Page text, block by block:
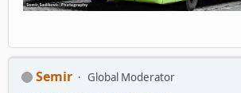
Semir
Global Moderator